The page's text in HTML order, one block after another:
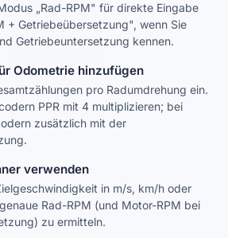
„Rad-RPM" für direkte Eingabe
+ Getriebeübersetzung", wenn Sie
Getriebeuntersetzung kennen.
Odometrie hinzufügen
pro Radumdrehung ein.
PPR mit 4 multiplizieren; bei
zusätzlich mit der
verwenden
in m/s, km/h oder
Rad-RPM (und Motor-RPM bei
zu ermitteln.